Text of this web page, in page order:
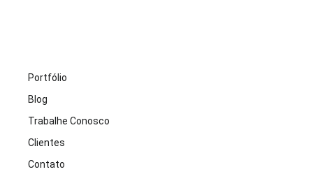
Portfólio
Blog
Trabalhe Conosco
Clientes
Contato